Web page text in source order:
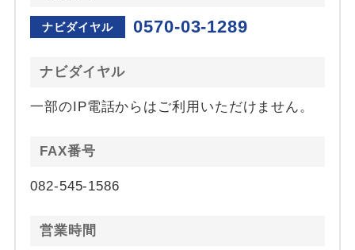
ナビダイヤル 0570-03-1289
ナビダイヤル
一部のIP電話からはご利用いただけません。
FAX番号
082-545-1586
営業時間